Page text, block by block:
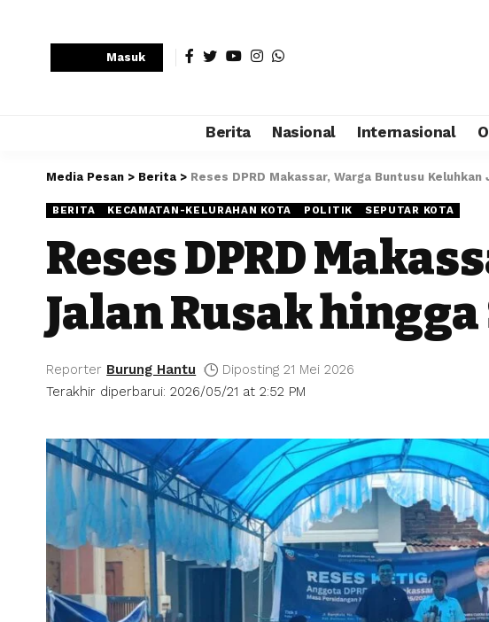
Masuk
Berita Nasional Internasional
Media Pesan > Berita > Reses DPRD Makassar, Warga Buntusu Keluhkan
BERITA KECAMATAN-KELURAHAN KOTA POLITIK SEPUTAR KOTA
Reses DPRD
Jalan Rusak
Terakhir diperbarui: 2026/05/21 at 2:52 PM
Reporter Burung Hantu Diposting 21 Mei 2026